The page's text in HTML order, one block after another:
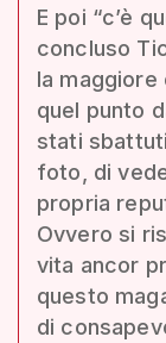
E poi “c’è
concluso
la maggiore
quel punto
stati
foto, di
propria
Ovvero si
vita ancor
questo
di